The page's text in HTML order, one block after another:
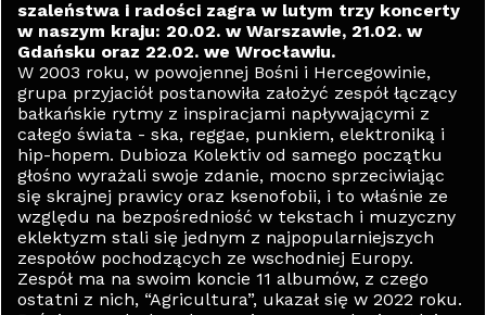
szaleństwa i radości zagra w lutym trzy koncerty
w naszym kraju: 20.02. w Warszawie, 21.02. w
Gdańsku oraz 22.02. we Wrocławiu.
W 2003 roku, w powojennej Bośni i Hercegowinie,
grupa przyjaciół postanowiła założyć zespół łączący
bałkańskie rytmy z inspiracjami napływającymi z
całego świata - ska, reggae, punkiem, elektroniką i
hip-hopem. Dubioza Kolektiv od samego początku
głośno wyrażali swoje zdanie, mocno sprzeciwiając
się skrajnej prawicy oraz ksenofobii, i to właśnie ze
względu na bezpośredniość w tekstach i muzyczny
eklektyzm stali się jednym z najpopularniejszych
zespołów pochodzących ze wschodniej Europy.
Zespół ma na swoim koncie 11 albumów, z czego
ostatni z nich, “Agricultura”, ukazał się w 2022 roku.